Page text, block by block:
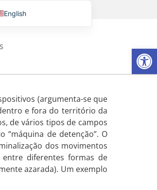
(argumenta-se que
e fora do território da
de vários tipos de campos
de detenção”. O
dos movimentos
entre diferentes formas de
azarada). Um exemplo
English